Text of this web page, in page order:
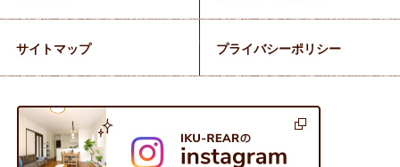
サイトマップ プライバシーポリシー